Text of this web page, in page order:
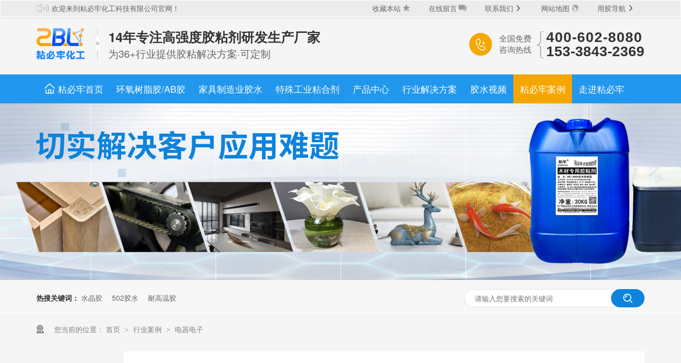
欢迎来到粘必牢化工科技有限公司官网！ 收藏本站 在线留言 联系我们
微信扫码 立即拿样
400-602-8080
我要定制
网站地图 用胶导航
产品分类 环氧结构胶系列 耐高温胶水系列 丙烯酸AB胶系列 木工胶系列
热熔胶系列
快干胶体系 有机硅系列 UV胶系列
厌氧胶系列
粘接材质 木工 金属 塑料 硅胶 玻璃 陶瓷 水泥 石材 珠宝 化纤 电子 油漆 地毯
皮革
功能分类 粘接胶 结构胶 特种涂层胶 阻燃胶
防水胶
饰面贴合胶
透明结构胶
工业特种修补胶
热熔粘合胶 注塑成型胶 浸润过胶 填充补强胶 处理剂
施胶工艺 AB胶双组份混合 单组份施工 喷胶 双面涂胶 滚涂过胶 刷涂上胶 机器点胶
浸润上胶
人工上胶 真空注胶 高压注胶
固化时间 5-15分钟 30-60分钟 1-2小时 2-6小时 6-10小时
10-24小时
14年专注高强度胶粘剂研发生产厂家
为36+行业提供胶粘解决方案·可定制
全国免费
咨询热线
400-602-8080
153-3843-2369
粘必牢首页 环氧树脂胶/AB胶 家具制造业胶水 特殊工业粘合剂 产品中心 行业解决方案 胶水视频 粘必牢案例 走进粘必牢
热搜关键词： 水晶胶 502胶水 耐高温胶
您当前的位置： 首页 > 行业案例 > 电器电子